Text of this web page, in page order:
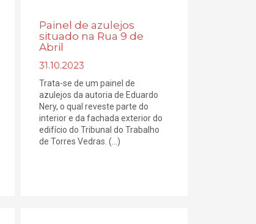
Painel de azulejos
situado na Rua 9 de
Abril
31.10.2023
Trata-se de um painel de
azulejos da autoria de Eduardo
Nery, o qual reveste parte do
interior e da fachada exterior do
edifício do Tribunal do Trabalho
de Torres Vedras. (...)